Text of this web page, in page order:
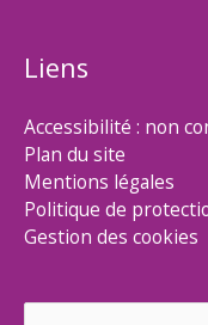
Liens
Accessibilité : non
Plan du site
Mentions légales
Politique de
Gestion des cookies